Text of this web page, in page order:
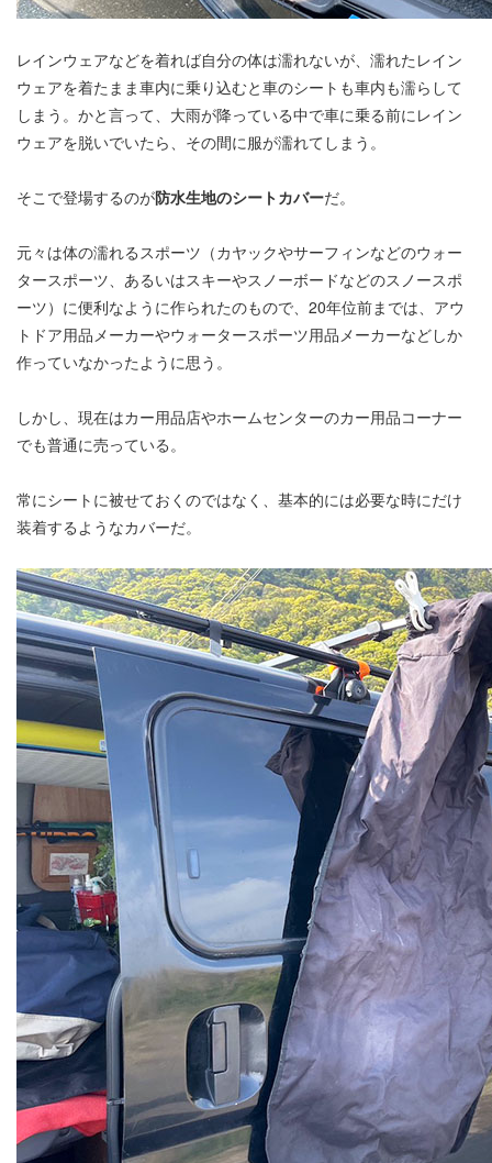
レインウェアなどを着れば自分の体は濡れないが、濡れたレイン
ウェアを着たまま車内に乗り込むと車のシートも車内も濡らして
しまう。かと言って、大雨が降っている中で車に乗る前にレイン
ウェアを脱いでいたら、その間に服が濡れてしまう。
そこで登場するのが防水生地のシートカバーだ。
元々は体の濡れるスポーツ（カヤックやサーフィンなどのウォー
タースポーツ、あるいはスキーやスノーボードなどのスノースポ
ーツ）に便利なように作られたのもので、20年位前までは、アウ
トドア用品メーカーやウォータースポーツ用品メーカーなどしか
作っていなかったように思う。
しかし、現在はカー用品店やホームセンターのカー用品コーナー
でも普通に売っている。
常にシートに被せておくのではなく、基本的には必要な時にだけ
装着するようなカバーだ。